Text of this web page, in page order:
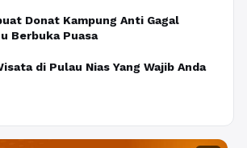
Donat Kampung Anti Gagal
Berbuka Puasa
di Pulau Nias Yang Wajib Anda